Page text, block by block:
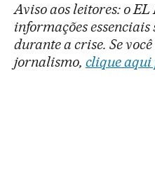
Aviso aos leitores: o
informações
durante a crise. Se
jornalismo, clique aqui